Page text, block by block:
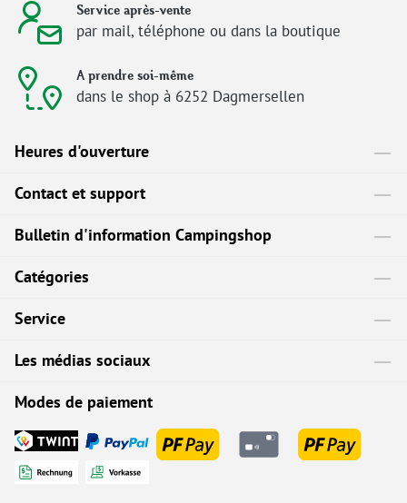
Service après-vente
par mail, téléphone ou dans la boutique
A prendre soi-même
dans le shop à 6252 Dagmersellen
Heures d'ouverture
Contact et support
Bulletin d'information Campingshop
Catégories
Service
Les médias sociaux
Modes de paiement